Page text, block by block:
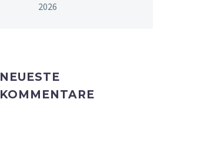
2026
NEUESTE
KOMMENTARE